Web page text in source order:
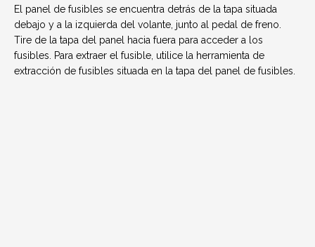
El panel de fusibles se encuentra detrás de la tapa situada
debajo y a la izquierda del volante, junto al pedal de freno.
Tire de la tapa del panel hacia fuera para acceder a los
fusibles. Para extraer el fusible, utilice la herramienta de
extracción de fusibles situada en la tapa del panel de fusibles.